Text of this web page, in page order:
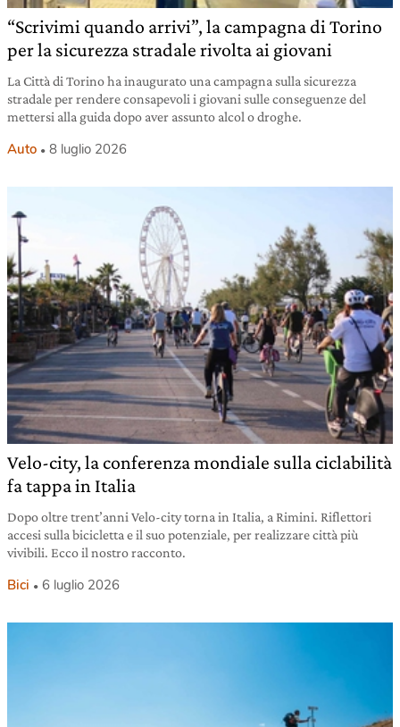
“Scrivimi quando arrivi”, la campagna di Torino
per la sicurezza stradale rivolta ai giovani
La Città di Torino ha inaugurato una campagna sulla sicurezza
stradale per rendere consapevoli i giovani sulle conseguenze del
mettersi alla guida dopo aver assunto alcol o droghe.
Auto 8 luglio 2026
Velo-city, la conferenza mondiale sulla ciclabilità
fa tappa in Italia
Dopo oltre trent’anni Velo-city torna in Italia, a Rimini. Riflettori
accesi sulla bicicletta e il suo potenziale, per realizzare città più
vivibili. Ecco il nostro racconto.
Bici 6 luglio 2026